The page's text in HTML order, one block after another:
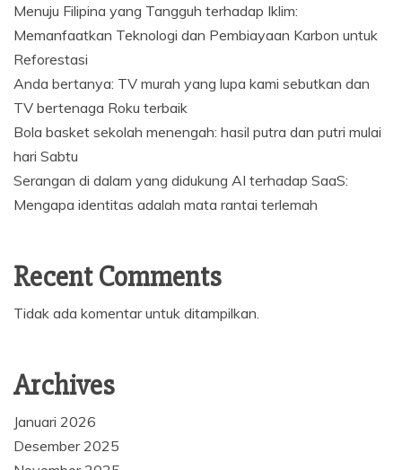
Menuju Filipina yang Tangguh terhadap Iklim:
Memanfaatkan Teknologi dan Pembiayaan Karbon untuk
Reforestasi
Anda bertanya: TV murah yang lupa kami sebutkan dan
TV bertenaga Roku terbaik
Bola basket sekolah menengah: hasil putra dan putri mulai
hari Sabtu
Serangan di dalam yang didukung AI terhadap SaaS:
Mengapa identitas adalah mata rantai terlemah
Recent Comments
Tidak ada komentar untuk ditampilkan.
Archives
Januari 2026
Desember 2025